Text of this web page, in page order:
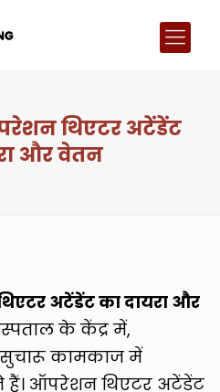
थिएटर अटेंडेंट
और वेतन
अटेंडेंट का दायरा और
के केंद्र में,
कामकाज में
हैं। ऑपरेशन थिएटर अटेंडेंट